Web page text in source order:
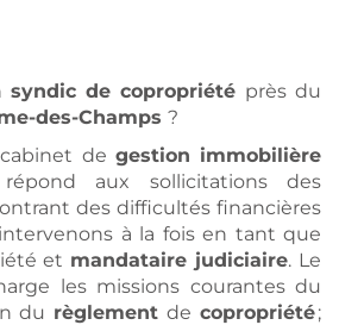
syndic de copropriété près du
des-Champs ?
cabinet degestion immobilière
aux sollicitations des
des difficultés financières
à la fois en tant que
et mandataire judiciaire. Le
les missions courantes du
du règlement decopropriété;